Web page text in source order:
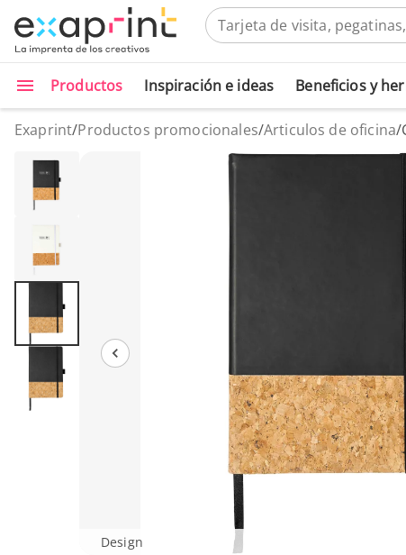
Productos Inspiración e ideas Beneficios y
Exaprint/Productos promocionales/Articulos de oficina/
Design